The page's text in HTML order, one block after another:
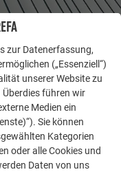
vielseitig
zur Datenerfassung,
(„Essenziell“)
unserer Website zu
Überdies führen wir
Medien ein
Sie können
Kategorien
oder alle Cookies und
Daten von uns